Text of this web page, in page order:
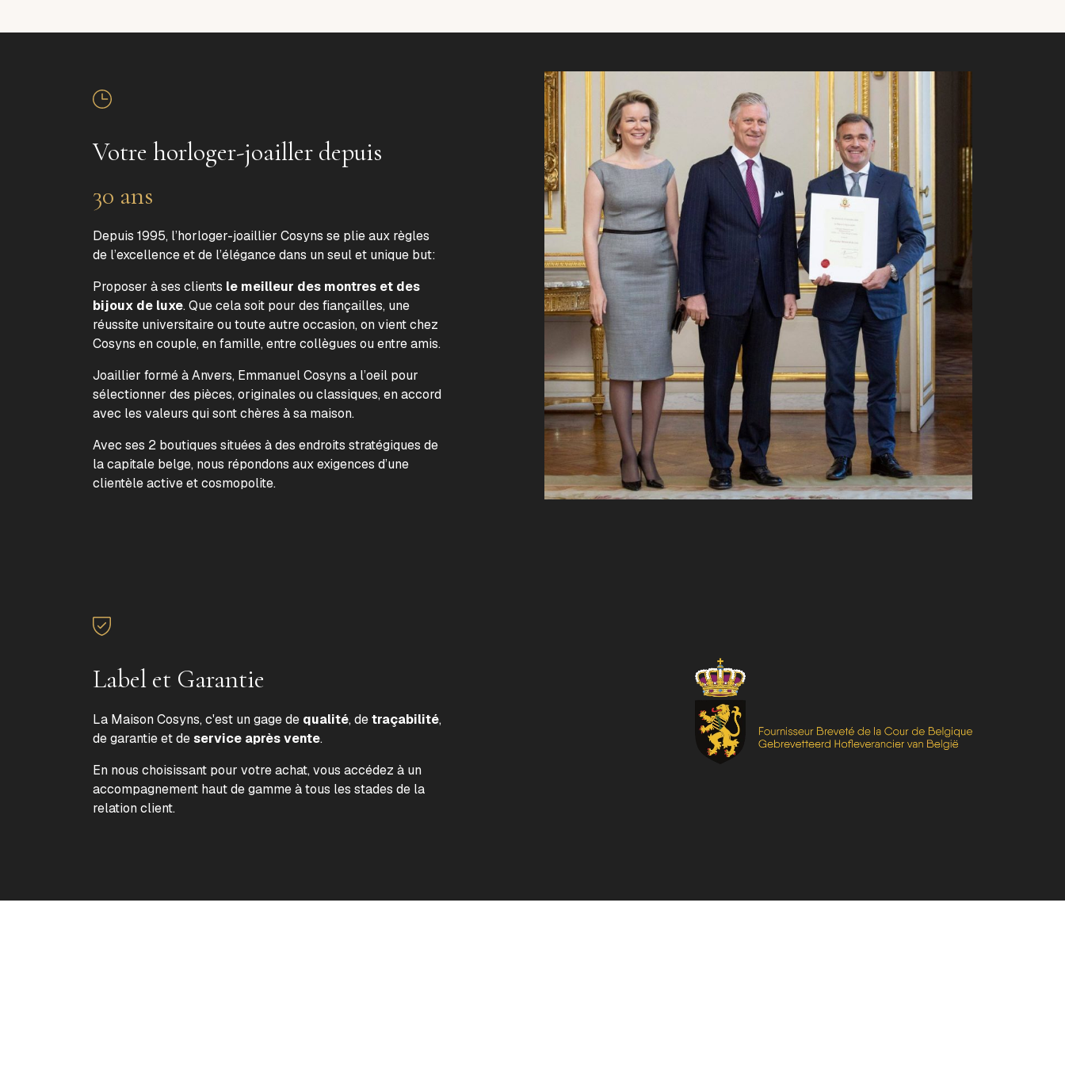
Votre horloger-joailler depuis
30 ans
Depuis 1995, l’horloger-joaillier Cosyns se plie aux règles
de l’excellence et de l’élégance dans un seul et unique but:
Proposer à ses clients le meilleur des montres et des
bijoux de luxe. Que cela soit pour des fiançailles, une
réussite universitaire ou toute autre occasion, on vient chez
Cosyns en couple, en famille, entre collègues ou entre amis.
Joaillier formé à Anvers, Emmanuel Cosyns a l’oeil pour
sélectionner des pièces, originales ou classiques, en accord
avec les valeurs qui sont chères à sa maison.
Avec ses 2 boutiques situées à des endroits stratégiques de
la capitale belge, nous répondons aux exigences d’une
clientèle active et cosmopolite.
Label et Garantie
La Maison Cosyns, c'est un gage de qualité, detraçabilité,
de garantie et deservice après vente.
En nous choisissant pour votre achat, vous accédez à un
accompagnement haut de gamme à tous les stades de la
relation client.